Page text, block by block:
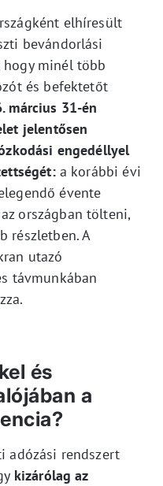
elhíresült
bevándorlási
hogy minél több
és befektetőt
március 31-én
jelentősen
engedéllyel
a korábbi évi
évente
országban tölteni,
részletben. A
utazó
távmunkában
és
a
adózási rendszert
kizárólag az